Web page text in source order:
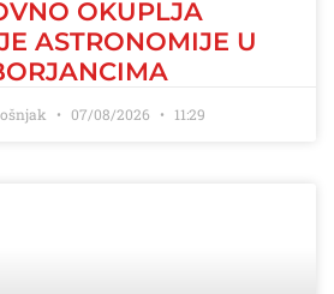
OKUPLJA
ASTRONOMIJE U
07/08/2026 11:29